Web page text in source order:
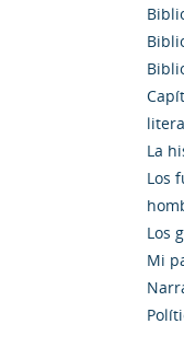
La
Los
Los
Mi